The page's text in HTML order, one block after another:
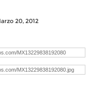
20, 2012